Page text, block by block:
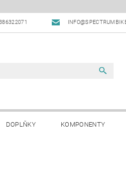
DOPLŇKY KOMPONENTY